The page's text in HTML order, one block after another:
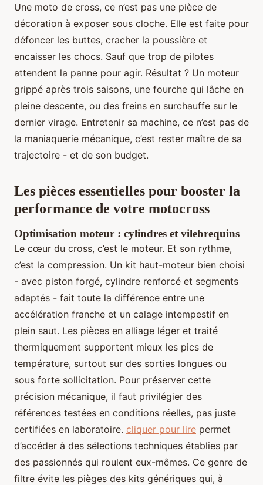
Une moto de cross, ce n’est pas une pièce de
décoration à exposer sous cloche. Elle est faite pour
défoncer les buttes, cracher la poussière et
encaisser les chocs. Sauf que trop de pilotes
attendent la panne pour agir. Résultat ? Un moteur
grippé après trois saisons, une fourche qui lâche en
pleine descente, ou des freins en surchauffe sur le
dernier virage. Entretenir sa machine, ce n’est pas de
la maniaquerie mécanique, c’est rester maître de sa
trajectoire - et de son budget.
Les pièces essentielles pour booster la
performance de votre motocross
Optimisation moteur : cylindres et vilebrequins
Le cœur du cross, c’est le moteur. Et son rythme,
c’est la compression. Un kit haut-moteur bien choisi
- avec piston forgé, cylindre renforcé et segments
adaptés - fait toute la différence entre une
accélération franche et un calage intempestif en
plein saut. Les pièces en alliage léger et traité
thermiquement supportent mieux les pics de
température, surtout sur des sorties longues ou
sous forte sollicitation. Pour préserver cette
précision mécanique, il faut privilégier des
références testées en conditions réelles, pas juste
certifiées en laboratoire. cliquer pour lire permet
d’accéder à des sélections techniques établies par
des passionnés qui roulent eux-mêmes. Ce genre de
filtre évite les pièges des kits génériques qui, à